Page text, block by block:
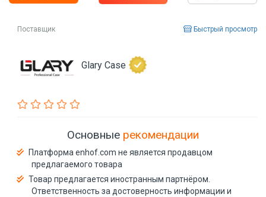
Поставщик Быстрый просмотр
Glary Case
Основные рекомендации
Платформа enhof.com не является продавцом
предлагаемого товара
Товар предлагается иностранным партнёром.
Ответственность за достоверность информации и